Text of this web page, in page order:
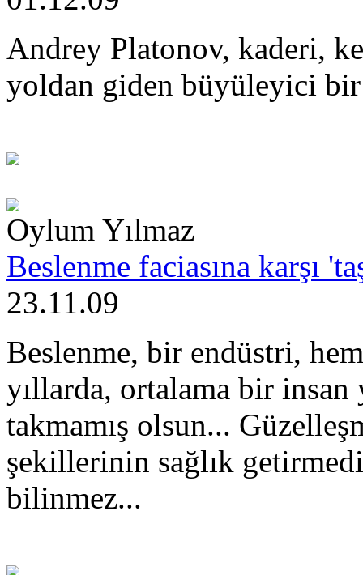
Andrey Platonov, kaderi,
yoldan giden büyüleyici bir
Oylum Yılmaz
Beslenme faciasına karşı
23.11.09
Beslenme, bir endüstri,
yıllarda, ortalama bir
takmamış olsun...
şekillerinin sağlık
bilinmez...